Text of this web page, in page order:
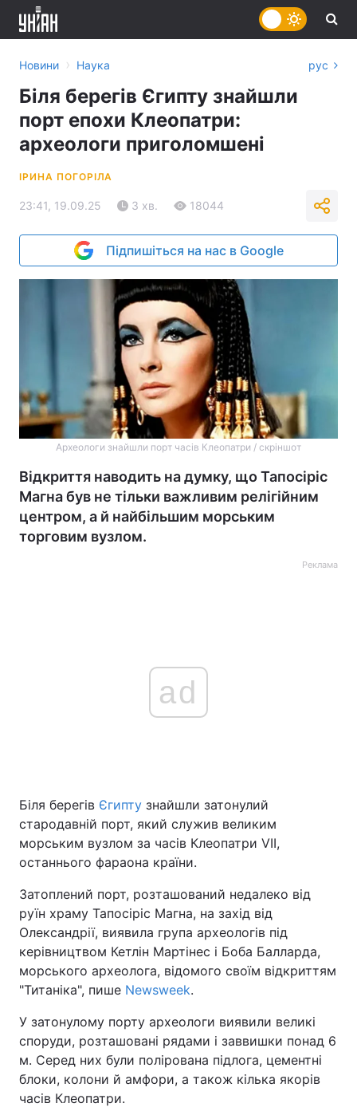
Економіка Світ
Наука
Техно і зв'язок Лайт
Зброя Інциденти
Здоров'я Туризм
Цікавинки Погода
Екологія Регіони
Лонгріди
Новини › Наука рус
Біля берегів Єгипту знайшли
порт епохи Клеопатри:
археологи приголомшені
ІРИНА ПОГОРІЛА
23:41, 19.09.25 3 хв. 18044
Підпишіться на нас в Google
Археологи знайшли порт часів Клеопатри / скріншот
Відкриття наводить на думку, що Тапосіріс
Магна був не тільки важливим релігійним
центром, а й найбільшим морським
торговим вузлом.
Реклама
ad
Біля берегів Єгипту знайшли затонулий
стародавній порт, який служив великим
морським вузлом за часів Клеопатри VII,
останнього фараона країни.
Затоплений порт, розташований недалеко від
руїн храму Тапосіріс Магна, на захід від
Олександрії, виявила група археологів під
керівництвом Кетлін Мартінес і Боба Балларда,
морського археолога, відомого своїм відкриттям
"Титаніка", пише Newsweek.
У затонулому порту археологи виявили великі
споруди, розташовані рядами і заввишки понад 6
м. Серед них були полірована підлога, цементні
блоки, колони й амфори, а також кілька якорів
часів Клеопатри.